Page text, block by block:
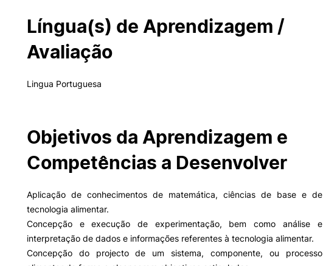
Língua(s) de Aprendizagem /
Avaliação
Lingua Portuguesa
Objetivos da Aprendizagem e
Competências a Desenvolver
Aplicação de conhecimentos de matemática, ciências de base e de
tecnologia alimentar.
Concepção e execução de experimentação, bem como análise e
interpretação de dados e informações referentes à tecnologia alimentar.
Concepção do projecto de um sistema, componente, ou processo